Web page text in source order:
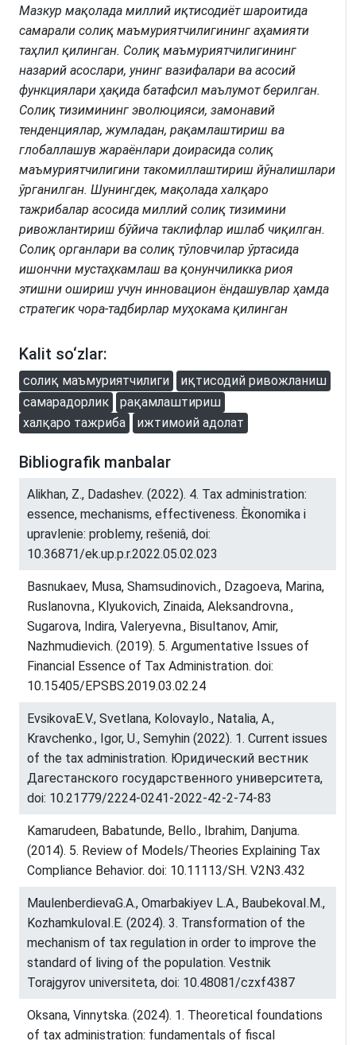
Мазкур мақолада миллий иқтисодиёт шароитида
самарали солиқ маъмуриятчилигининг аҳамияти
таҳлил қилинган. Солиқ маъмуриятчилигининг
назарий асослари, унинг вазифалари ва асосий
функциялари ҳақида батафсил маълумот берилган.
Солиқ тизимининг эволюцияси, замонавий
тенденциялар, жумладан, рақамлаштириш ва
глобаллашув жараёнлари доирасида солиқ
маъмуриятчилигини такомиллаштириш йўналишлари
ўрганилган. Шунингдек, мақолада халқаро
тажрибалар асосида миллий солиқ тизимини
ривожлантириш бўйича таклифлар ишлаб чиқилган.
Солиқ органлари ва солиқ тўловчилар ўртасида
ишончни мустаҳкамлаш ва қонунчиликка риоя
этишни ошириш учун инновацион ёндашувлар ҳамда
стратегик чора-тадбирлар муҳокама қилинган
Kalit so‘zlar:
солиқ маъмуриятчилиги
иқтисодий ривожланиш
самарадорлик
рақамлаштириш
халқаро тажриба
ижтимоий адолат
Bibliografik manbalar
Alikhan, Z., Dadashev. (2022). 4. Tax administration:
essence, mechanisms, effectiveness. Èkonomika i
upravlenie: problemy, rešeniâ, doi:
10.36871/ek.up.p.r.2022.05.02.023
Basnukaev, Musa, Shamsudinovich., Dzagoeva, Marina,
Ruslanovna., Klyukovich, Zinaida, Aleksandrovna.,
Sugarova, Indira, Valeryevna., Bisultanov, Amir,
Nazhmudievich. (2019). 5. Argumentative Issues of
Financial Essence of Tax Administration. doi:
10.15405/EPSBS.2019.03.02.24
EvsikovaE.V., Svetlana, Kolovaylo., Natalia, A.,
Kravchenko., Igor, U., Semyhin (2022). 1. Current issues
of the tax administration. Юридический вестник
Дагестанского государственного университета,
doi: 10.21779/2224-0241-2022-42-2-74-83
Kamarudeen, Babatunde, Bello., Ibrahim, Danjuma.
(2014). 5. Review of Models/Theories Explaining Tax
Compliance Behavior. doi: 10.11113/SH. V2N3.432
MaulenberdievaG.A., Omarbakiyev L.A., BaubekovaI.M.,
KozhamkulovaI.E. (2024). 3. Transformation of the
mechanism of tax regulation in order to improve the
standard of living of the population. Vestnik
Torajgyrov universiteta, doi: 10.48081/czxf4387
Oksana, Vinnytska. (2024). 1. Theoretical foundations
of tax administration: fundamentals of fiscal